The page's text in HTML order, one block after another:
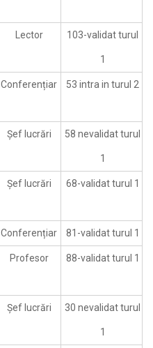
Lector 103-validat turul
1
Conferențiar 53 intra in turul 2
Șef lucrări 58 nevalidat turul
1
Șef lucrări 68-validat turul 1
Conferențiar 81-validat turul 1
Profesor 88-validat turul 1
Șef lucrări 30 nevalidat turul
1